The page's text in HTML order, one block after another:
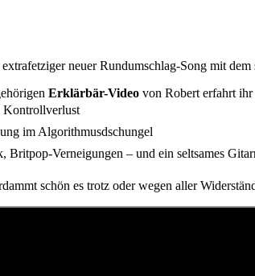
neuer Rundumschlag-Song mit
Erklärbär-Video von Robert erfahrt ihr
Kontrollverlust
im Algorithmusdschungel
Britpop-Verneigungen – und ein seltsames
schön es trotz oder wegen aller